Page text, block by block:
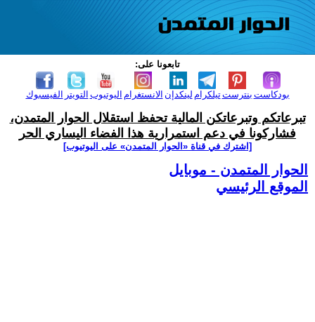
تابعونا على:
الفيسبوك التويتر اليوتيوب الانستغرام لينكدإن تيلكرامبنترست بودكاست
تبرعاتكم وتبرعاتكن المالية تحفظ استقلال الحوار المتمدن،
فشاركونا في دعم استمرارية هذا الفضاء اليساري الحر
[اشترك في قناة ‫«الحوار المتمدن» على اليوتيوب]
الحوار المتمدن - موبايل
الموقع الرئيسي